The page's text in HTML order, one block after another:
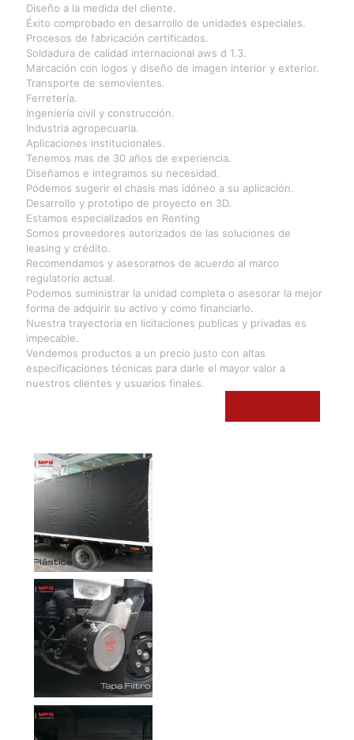
Diseño a la medida del cliente.
Éxito comprobado en desarrollo de unidades especiales.
Procesos de fabricación certificados.
Soldadura de calidad internacional aws d 1.3.
Marcación con logos y diseño de imagen interior y exterior.
Transporte de semovientes.
Ferretería.
Ingeniería civil y construcción.
Industria agropecuaria.
Aplicaciones institucionales.
Tenemos mas de 30 años de experiencia.
Diseñamos e integramos su necesidad.
Podemos sugerir el chasis mas idóneo a su aplicación.
Desarrollo y prototipo de proyecto en 3D.
Estamos especializados en Renting
Somos proveedores autorizados de las soluciones de
leasing y crédito.
Recomendamos y asesoramos de acuerdo al marco
regulatorio actual.
Podemos suministrar la unidad completa o asesorar la mejor
forma de adquirir su activo y como financiarlo.
Nuestra trayectoria en licitaciones publicas y privadas es
impecable.
Vendemos productos a un precio justo con altas
especificaciones técnicas para darle el mayor valor a
nuestros clientes y usuarios finales.